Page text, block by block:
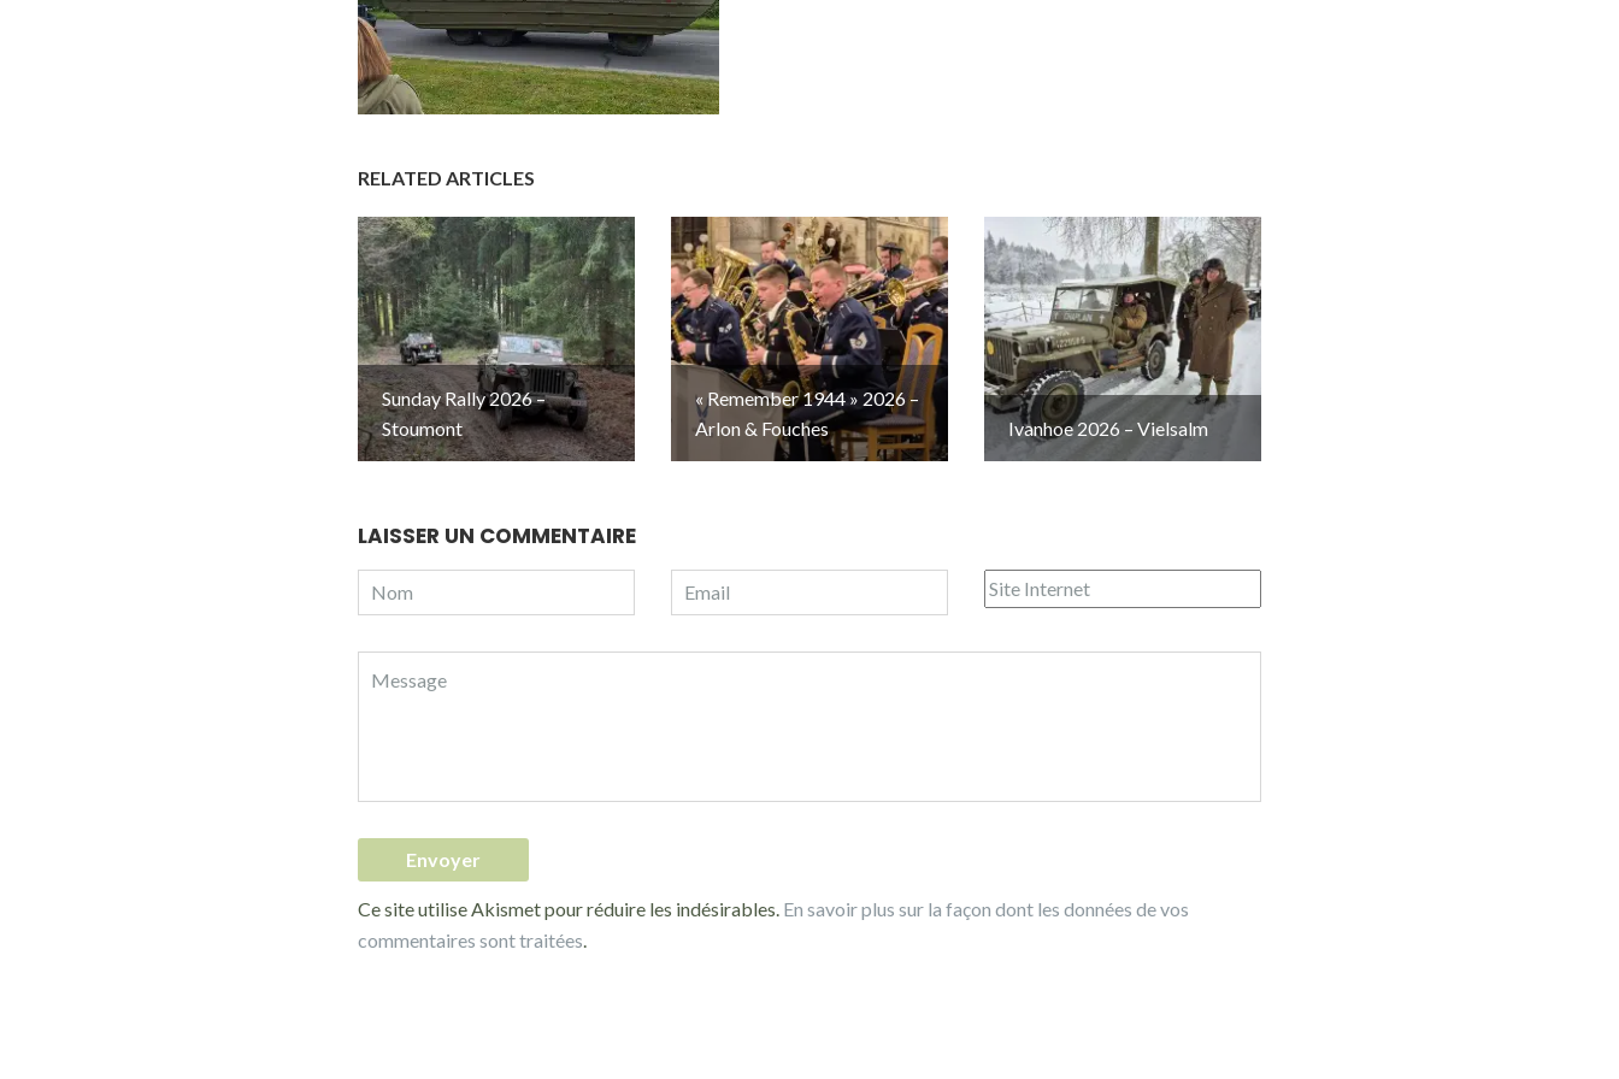
RELATED ARTICLES
Sunday Rally 2026 –
Stoumont
« Remember 1944 » 2026 –
Arlon & Fouches
Ivanhoe 2026 – Vielsalm
LAISSER UN COMMENTAIRE
Ce site utilise Akismet pour réduire les indésirables. En savoir plus sur la façon dont les données de vos
commentaires sont traitées.